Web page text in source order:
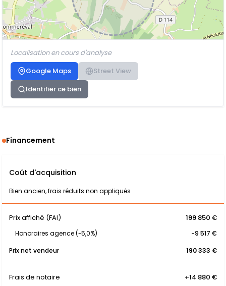
Localisation en cours d'analyse
Google Maps
Street View
Identifier ce bien
Financement
Coût d'acquisition
Bien ancien, frais réduits non appliqués
Prix affiché (FAI) 199 850 €
Honoraires agence (~5,0%)
-9 517 €
Prix net vendeur
190 333 €
Frais de notaire +14 880 €